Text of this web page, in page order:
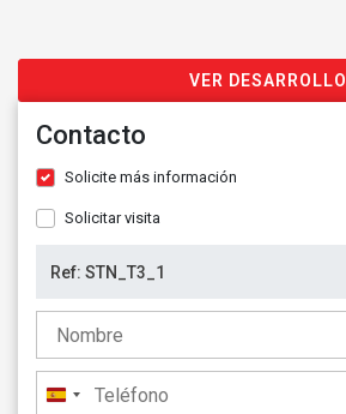
VER DESARROLLO
Contacto
Solicite más información
Solicitar visita
España